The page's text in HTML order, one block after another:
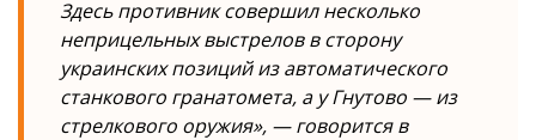
Здесь противник совершил несколько
неприцельных выстрелов в сторону
украинских позиций из автоматического
станкового гранатомета, а у Гнутово — из
стрелкового оружия», — говорится в